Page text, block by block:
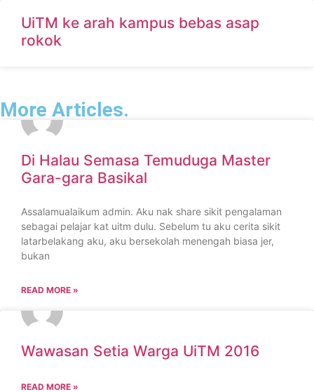
UiTM ke arah kampus bebas asap
rokok
More Articles.
Di Halau Semasa Temuduga Master
Gara-gara Basikal
Assalamualaikum admin. Aku nak share sikit pengalaman
sebagai pelajar kat uitm dulu. Sebelum tu aku cerita sikit
latarbelakang aku, aku bersekolah menengah biasa jer,
bukan
READ MORE »
Wawasan Setia Warga UiTM 2016
READ MORE »